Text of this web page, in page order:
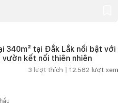
340m² tại Đắk Lắk nổi bật với
kết nối thiên nhiên
3 lượt thích | 12.562 lượt xem